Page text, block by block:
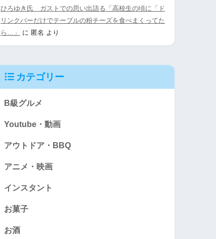
ひろゆき氏 ガストでの思い出語る「高校生の頃に「ド
リンクバーだけでテーブルの粉チーズを食べまくってた
ら…」
に 匿名 より
カテゴリー
B級グルメ
Youtube・動画
アウトドア・BBQ
アニメ・映画
インスタント
お菓子
お酒